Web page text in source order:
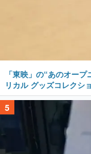
「東映」の“あのオー
リカル グッズコレクシ
5